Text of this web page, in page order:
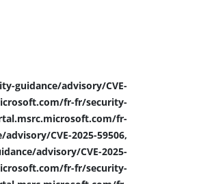
guidance/advisory/CVE-
fr-fr/security-
fr-
CVE-2025-59506,
advisory/CVE-2025-
fr-fr/security-